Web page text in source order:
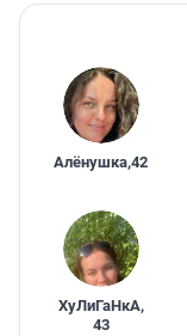
Алёнушка,42
ХуЛиГаНкА,
43